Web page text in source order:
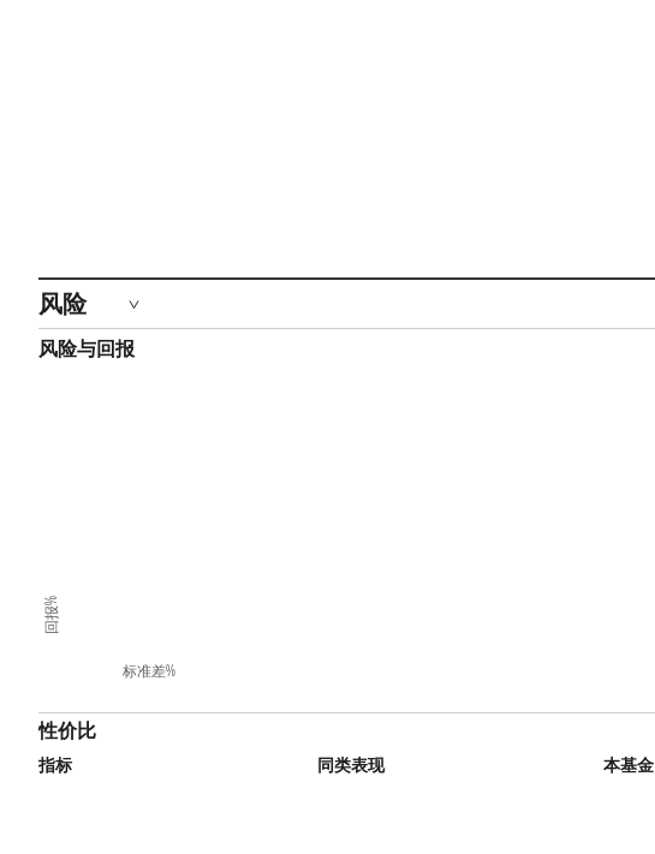
风险
风险与回报
标准差%
回报%
性价比
指标 同类表现 本基金